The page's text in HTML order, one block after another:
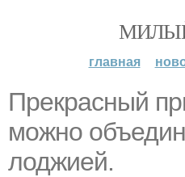
главная
Прекрасный
можно
лоджией.